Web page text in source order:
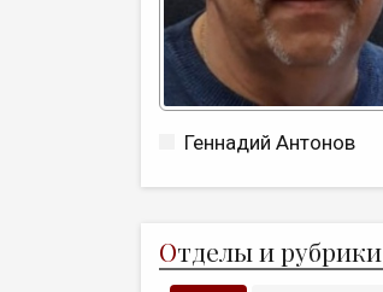
Геннадий Антонов
Отделы и рубрики